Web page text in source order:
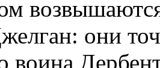
они
воина